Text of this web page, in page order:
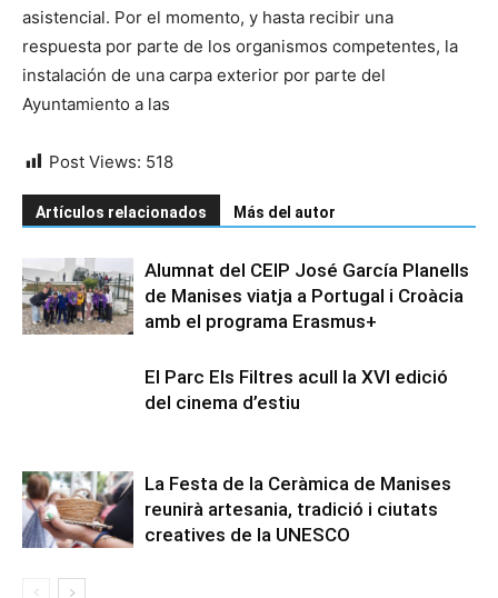
asistencial. Por el momento, y hasta recibir una
respuesta por parte de los organismos competentes, la
instalación de una carpa exterior por parte del
Ayuntamiento a las
Post Views: 518
Artículos relacionados Más del autor
Alumnat del CEIP José García Planells
de Manises viatja a Portugal i Croàcia
amb el programa Erasmus+
El Parc Els Filtres acull la XVI edició
del cinema d’estiu
La Festa de la Ceràmica de Manises
reunirà artesania, tradició i ciutats
creatives de la UNESCO